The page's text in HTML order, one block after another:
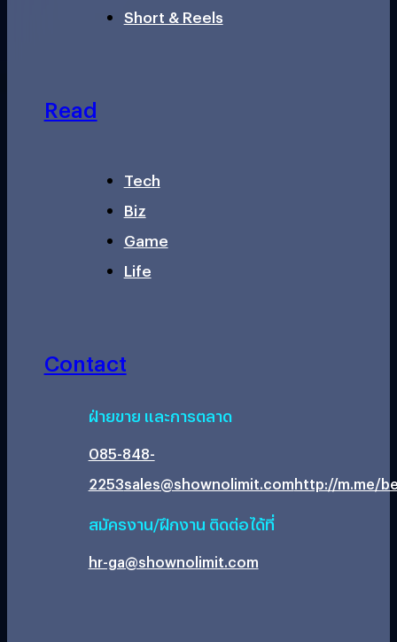
Short & Reels
Read
Tech
Biz
Game
Life
Contact
ฝ่ายขาย และการตลาด
085-848-
2253sales@shownolimit.comhttp://m.me/
สมัครงาน/ฝึกงาน ติดต่อได้ที่
hr-ga@shownolimit.com